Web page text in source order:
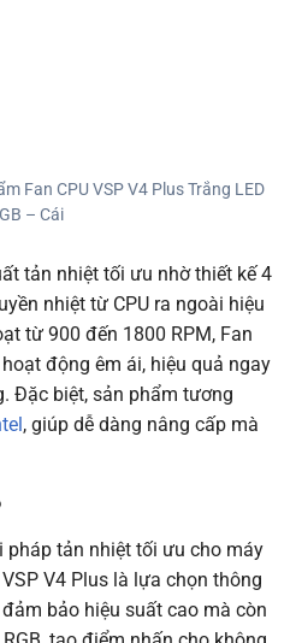
Fan CPU VSP V4 Plus Trắng LED
– Cái
tản nhiệt tối ưu nhờ thiết kế 4
nhiệt từ CPU ra ngoài hiệu
từ 900 đến 1800 RPM, Fan
động êm ái, hiệu quả ngay
Đặc biệt, sản phẩm tương
, giúp dễ dàng nâng cấp mà
pháp tản nhiệt tối ưu cho máy
V4 Plus là lựa chọn thông
bảo hiệu suất cao mà còn